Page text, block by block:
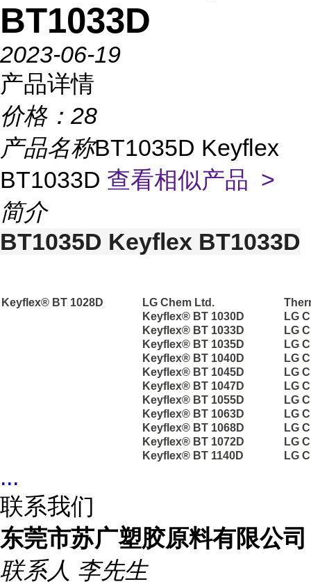
BT1033D
2023-06-19
产品详情
价格： 28
产品名称BT1035D Keyflex
BT1033D 查看相似产品 >
简介
BT1035D Keyflex BT1033D
Keyflex® BT 1028D LG Chem Ltd.
Keyflex® BT 1030D
LG
Keyflex® BT 1033D
LG
Keyflex® BT 1035D
LG
Keyflex® BT 1040D
LG
Keyflex® BT 1045D
LG
Keyflex® BT 1047D
LG
Keyflex® BT 1055D
LG
Keyflex® BT 1063D
LG
Keyflex® BT 1068D
LG
Keyflex® BT 1072D
LG
Keyflex® BT 1140D
LG
...
联系我们
东莞市苏广塑胶原料有限公司
联系人 李先生